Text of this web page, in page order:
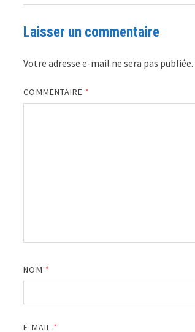
Laisser un commentaire
Votre adresse e-mail ne sera pas publiée.
COMMENTAIRE *
NOM *
E-MAIL *